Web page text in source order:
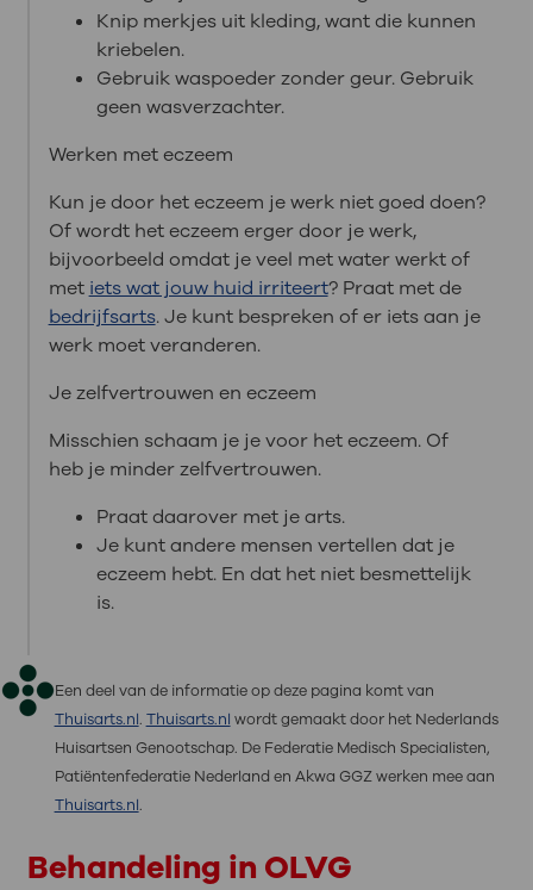
Knip merkjes uit kleding, want die kunnen
kriebelen.
Gebruik waspoeder zonder geur. Gebruik
geen wasverzachter.
Werken met eczeem
Kun je door het eczeem je werk niet goed doen?
Of wordt het eczeem erger door je werk,
bijvoorbeeld omdat je veel met water werkt of
met iets wat jouw huid irriteert? Praat met de
bedrijfsarts. Je kunt bespreken of er iets aan je
werk moet veranderen.
Je zelfvertrouwen en eczeem
Misschien schaam je je voor het eczeem. Of
heb je minder zelfvertrouwen.
Praat daarover met je arts.
Je kunt andere mensen vertellen dat je
eczeem hebt. En dat het niet besmettelijk
is.
Een deel van de informatie op deze pagina komt van
Thuisarts.nl. Thuisarts.nl wordt gemaakt door het Nederlands
Huisartsen Genootschap. De Federatie Medisch Specialisten,
Patiëntenfederatie Nederland en Akwa GGZ werken mee aan
Thuisarts.nl.
Behandeling in OLVG